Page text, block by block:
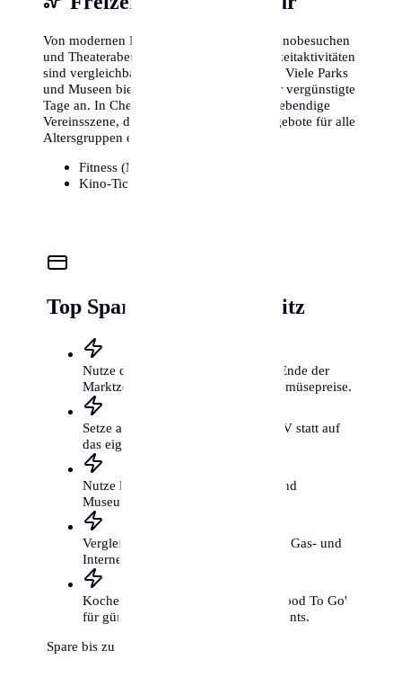
Von modernen Fitnessstudios bis hin zu Kinobesuchen
und Theaterabenden – die Kosten für Freizeitaktivitäten
sind vergleichbar mit anderen Metropolen. Viele Parks
und Museen bieten zudem kostenlose oder vergünstigte
Tage an. In Chemnitz gibt es zudem eine lebendige
Vereinsszene, die kostengünstige Sportangebote für alle
Altersgruppen ermöglicht.
Fitness (Monat):
Kino-Ticket:
Top Spartipps für Chemnitz
Nutze die Wochenmärkte kurz vor Ende der
Marktzeit für günstige Obst- und Gemüsepreise.
Setze auf das Fahrrad und den ÖPNV statt auf
das eigene Auto.
Nutze kostenfreie Kulturangebote und
Museumstage.
Vergleiche regelmäßig deine Strom-, Gas- und
Internetverträge.
Koche öfter selbst und nutze 'Too Good To Go'
für günstige Mahlzeiten aus Restaurants.
Spare bis zu 300€ mtl.